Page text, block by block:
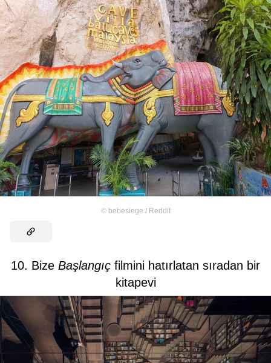
© bebesiege / Reddit
10. Bize Başlangıç filmini hatırlatan sıradan bir
kitapevi